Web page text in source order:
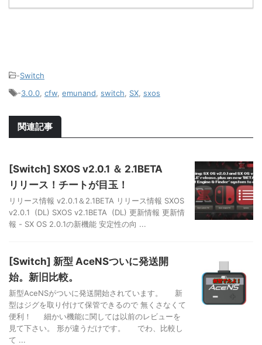
-Switch
-3.0.0 cfw emunand switch SX sxos
関連記事
[Switch] SXOS v2.0.1 ＆ 2.1BETA
リリース！チートが目玉！
リリース情報 v2.0.1＆2.1BETA リリース情報 SXOS
v2.0.1 (DL) SXOS v2.1BETA (DL) 更新情報 更新情
報 - SX OS 2.0.1の新機能 安定性の向 ...
[Switch] 新型 AceNSついに発送開
始。新旧比較。
新型AceNSがついに発送開始されています。 新
型はジグを取り付けて保管できるので 無くさなくて
便利！ 細かい機能に関しては以前のレビューを
見て下さい。 形が違うだけです。 でわ、比較し
て ...